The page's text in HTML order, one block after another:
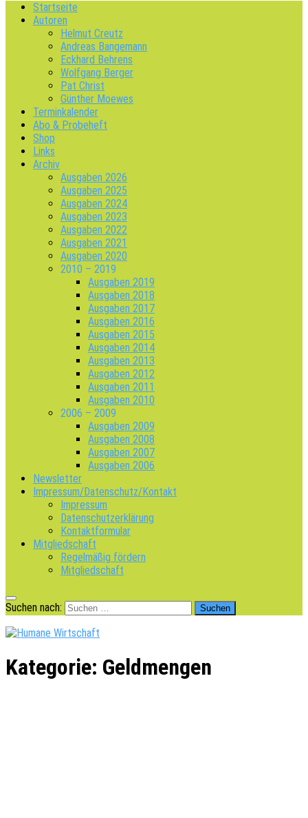
Startseite
Autoren
Helmut Creutz
Andreas Bangemann
Eckhard Behrens
Wolfgang Berger
Pat Christ
Günther Moewes
Terminkalender
Abo & Probeheft
Shop
Links
Archiv
Ausgaben 2026
Ausgaben 2025
Ausgaben 2024
Ausgaben 2023
Ausgaben 2022
Ausgaben 2021
Ausgaben 2020
2010 – 2019
Ausgaben 2019
Ausgaben 2018
Ausgaben 2017
Ausgaben 2016
Ausgaben 2015
Ausgaben 2014
Ausgaben 2013
Ausgaben 2012
Ausgaben 2011
Ausgaben 2010
2006 – 2009
Ausgaben 2009
Ausgaben 2008
Ausgaben 2007
Ausgaben 2006
Newsletter
Impressum/Datenschutz/Kontakt
Impressum
Datenschutzerklärung
Kontaktformular
Mitgliedschaft
Regelmäßig fördern
Mitgliedschaft
Suchen nach:
Kategorie: Geldmengen